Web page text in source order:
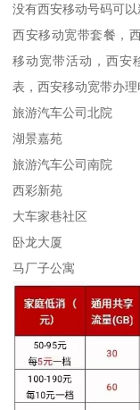
没有西安移动号码可
西安移动宽带套餐，
移动宽带活动，西安
表，西安移动宽带办
旅游汽车公司北院
湖景嘉苑
旅游汽车公司南院
西彩新苑
大车家巷社区
卧龙大厦
马厂子公寓